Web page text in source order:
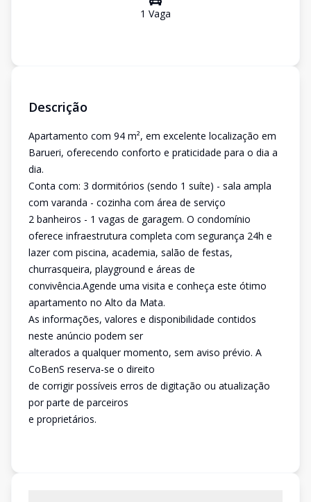
1 Vaga
Descrição
Apartamento com 94 m², em excelente localização em
Barueri, oferecendo conforto e praticidade para o dia a
dia.
Conta com: 3 dormitórios (sendo 1 suíte) - sala ampla
com varanda - cozinha com área de serviço
2 banheiros - 1 vagas de garagem. O condomínio
oferece infraestrutura completa com segurança 24h e
lazer com piscina, academia, salão de festas,
churrasqueira, playground e áreas de
convivência.Agende uma visita e conheça este ótimo
apartamento no Alto da Mata.
As informações, valores e disponibilidade contidos
neste anúncio podem ser
alterados a qualquer momento, sem aviso prévio. A
CoBenS reserva-se o direito
de corrigir possíveis erros de digitação ou atualização
por parte de parceiros
e proprietários.